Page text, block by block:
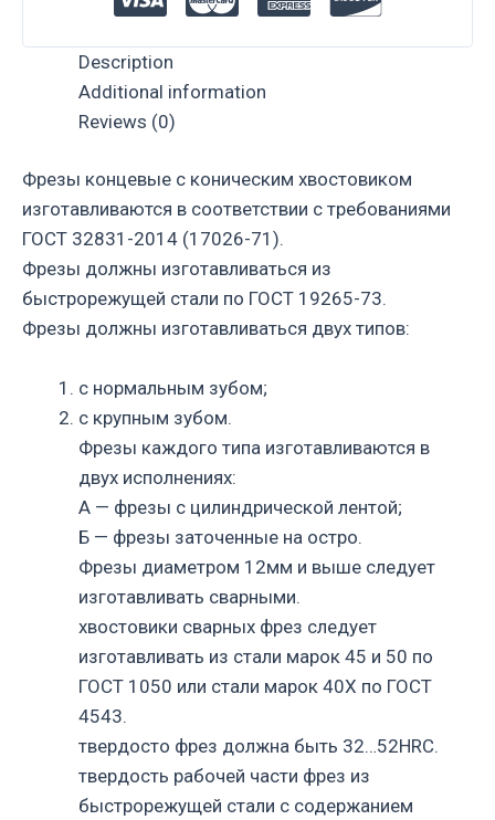
Description
Additional information
Reviews (0)
Фрезы концевые с коническим хвостовиком
изготавливаются в соответствии с требованиями
ГОСТ 32831-2014 (17026-71).
Фрезы должны изготавливаться из
быстрорежущей стали по ГОСТ 19265-73.
Фрезы должны изготавливаться двух типов:
с нормальным зубом;
с крупным зубом.
Фрезы каждого типа изготавливаются в
двух исполнениях:
А — фрезы с цилиндрической лентой;
Б — фрезы заточенные на остро.
Фрезы диаметром 12мм и выше следует
изготавливать сварными.
хвостовики сварных фрез следует
изготавливать из стали марок 45 и 50 по
ГОСТ 1050 или стали марок 40Х по ГОСТ
4543.
твердосто фрез должна быть 32…52HRC.
твердость рабочей части фрез из
быстрорежущей стали с содержанием